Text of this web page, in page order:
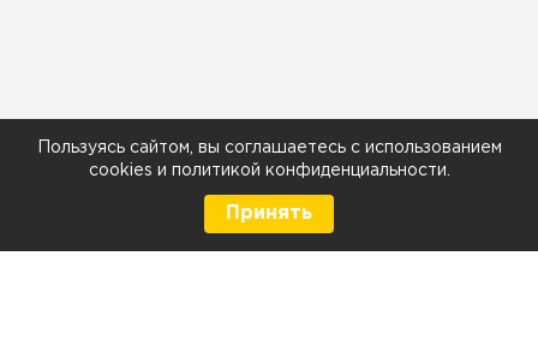
Пользуясь сайтом, вы соглашаетесь с использованием
cookies и политикой конфиденциальности
Принять